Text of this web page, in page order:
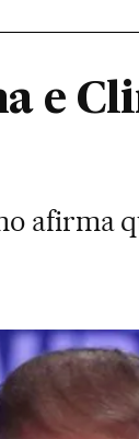
e
afirma